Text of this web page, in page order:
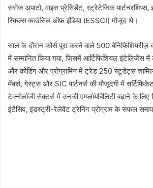
सरोज अपाटो, वाइस प्रेसिडेंट, स्ट्रेटेजिक
स्किल्स काउंसिल ऑफ़ इंडिया (ESSCI) मौजूद थे।
साल के दौरान कोर्स पूरा करने वाले 500
में सम्मानित किया गया, जिसमें आर्टिफिशियल
और कोडिंग और प्रोग्रामिंग में ट्रेंड 250 स्टूडेंट्स
मेंबर्स, गेस्ट्स और SIC पार्टनर्स की मौजूदगी में
टेक्नोलॉजी सेक्टर्स में उनकी एम्प्लॉयबिलिटी बढ़ाने के
इंटेंसिव, इंडस्ट्री-रेलेवेंट ट्रेनिंग प्रोग्राम के सफल